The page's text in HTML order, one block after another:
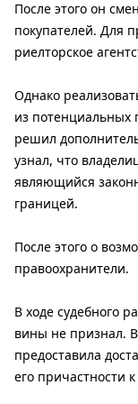
После этого он
покупателей. Для
риелторское
Однако
из потенциальных
решил
узнал, что
являющийся
границей.
После этого о
правоохранители.
В ходе судебного
вины не признал.
предоставила
его причастности